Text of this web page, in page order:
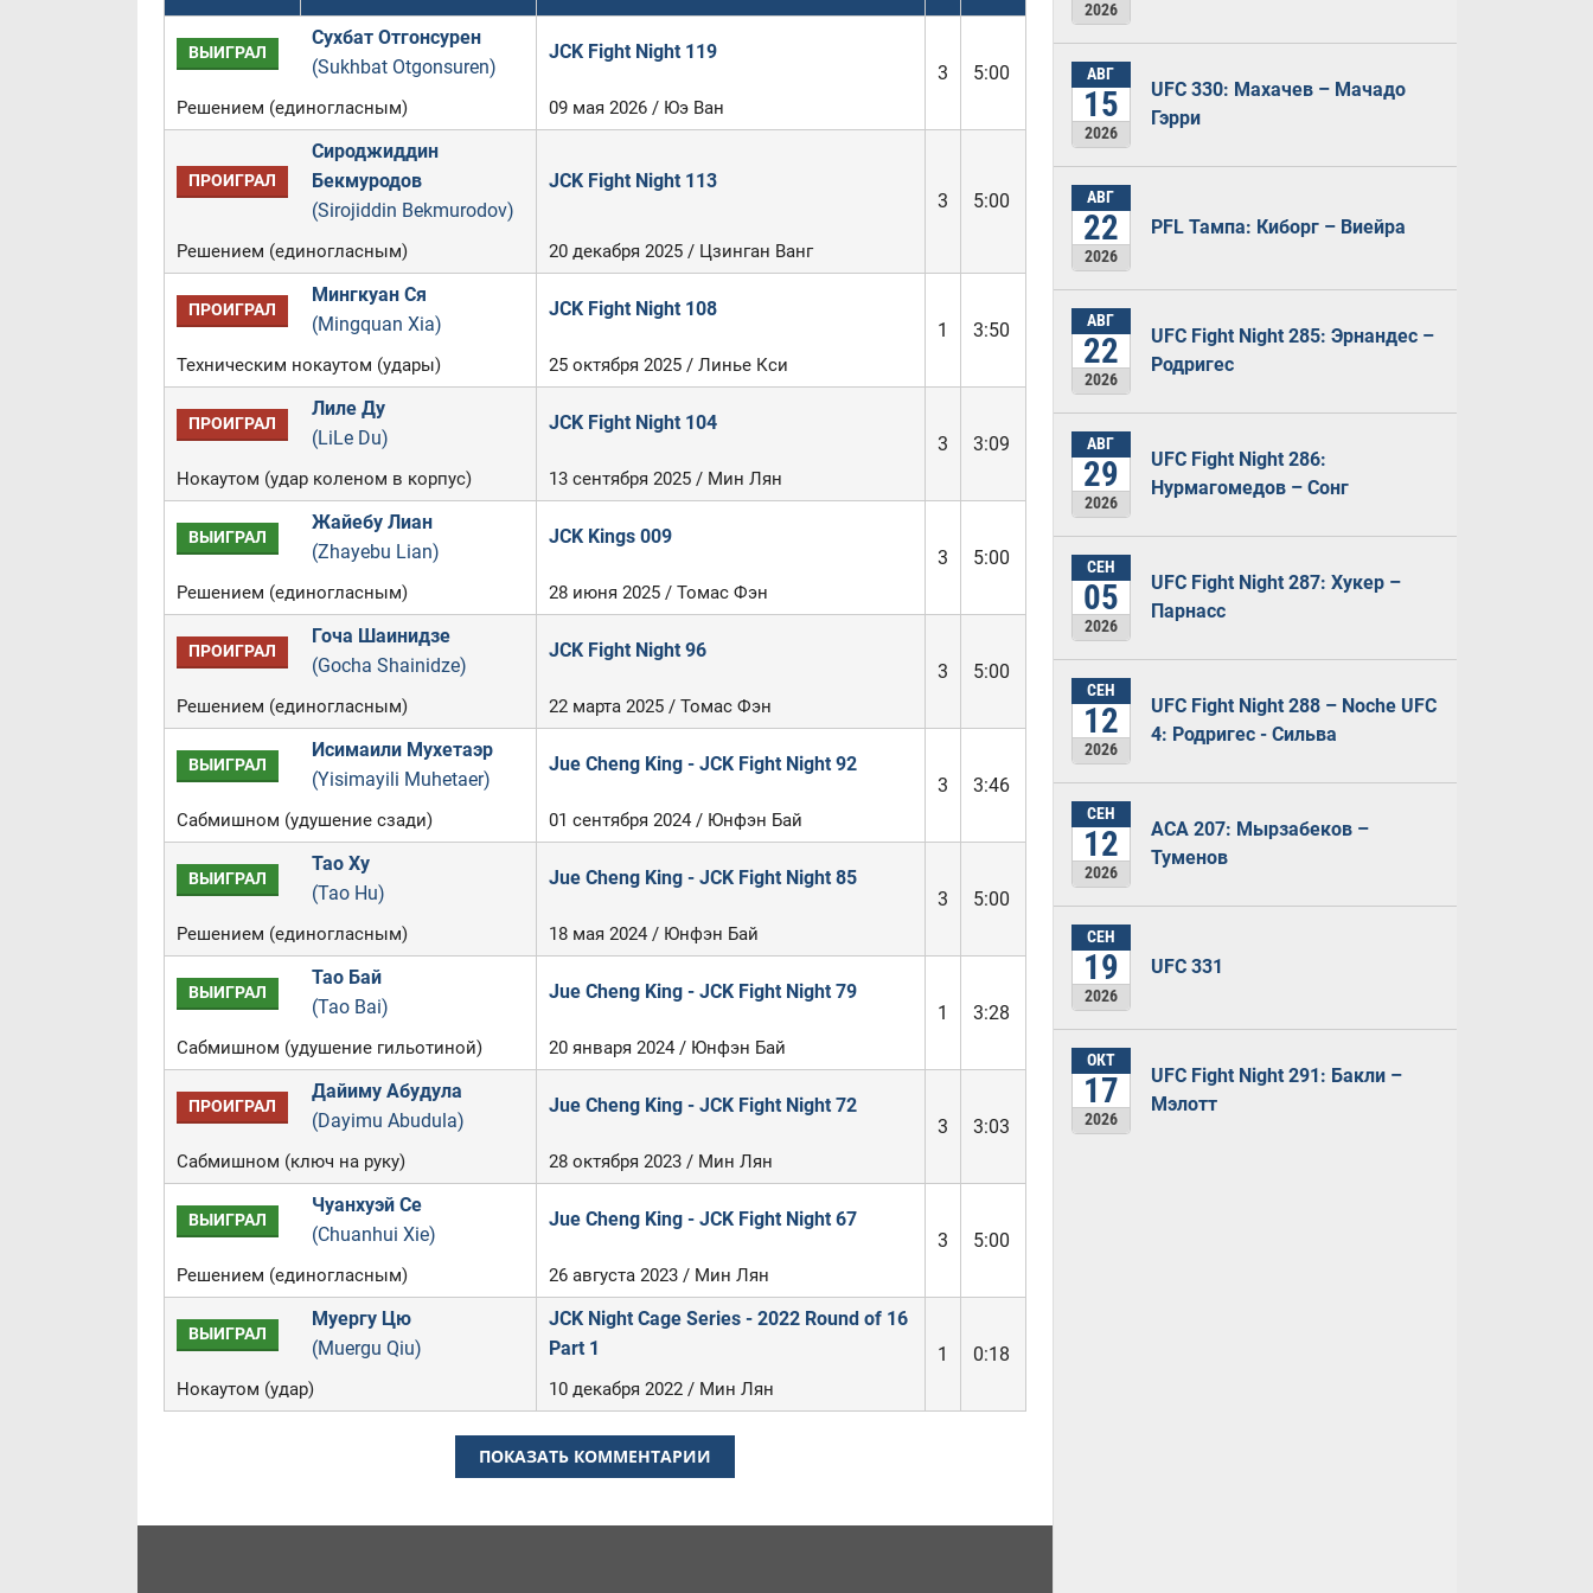
ВЫИГРАЛ
Сухбат Отгонсурен
(Sukhbat Otgonsuren)
JCK Fight Night 119
3
5:00
Решением (единогласным) 09 мая 2026 / Юэ Ван
ПРОИГРАЛ
Сироджиддин
Бекмуродов
(Sirojiddin Bekmurodov)
JCK Fight Night 113
3
5:00
Решением (единогласным) 20 декабря 2025 / Цзинган Ванг
ПРОИГРАЛ
Мингкуан Ся
(Mingquan Xia)
JCK Fight Night 108
1
3:50
Техническим нокаутом (удары) 25 октября 2025 / Линье Кси
ПРОИГРАЛ
Лиле Ду
(LiLe Du)
JCK Fight Night 104
3
3:09
Нокаутом (удар коленом в корпус) 13 сентября 2025 / Мин Лян
ВЫИГРАЛ
Жайебу Лиан
(Zhayebu Lian)
JCK Kings 009
3
5:00
Решением (единогласным) 28 июня 2025 / Томас Фэн
ПРОИГРАЛ
Гоча Шаинидзе
(Gocha Shainidze)
JCK Fight Night 96
3
5:00
Решением (единогласным) 22 марта 2025 / Томас Фэн
ВЫИГРАЛ
Исимаили Мухетаэр
(Yisimayili Muhetaer)
Jue Cheng King - JCK Fight Night 92
3
3:46
Сабмишном (удушение сзади) 01 сентября 2024 / Юнфэн Бай
ВЫИГРАЛ
Тао Ху
(Tao Hu)
Jue Cheng King - JCK Fight Night 85
3
5:00
Решением (единогласным) 18 мая 2024 / Юнфэн Бай
ВЫИГРАЛ
Тао Бай
(Tao Bai)
Jue Cheng King - JCK Fight Night 79
1
3:28
Сабмишном (удушение гильотиной) 20 января 2024 / Юнфэн Бай
ПРОИГРАЛ
Дайиму Абудула
(Dayimu Abudula)
Jue Cheng King - JCK Fight Night 72
3
3:03
Сабмишном (ключ на руку) 28 октября 2023 / Мин Лян
ВЫИГРАЛ
Чуанхуэй Се
(Chuanhui Xie)
Jue Cheng King - JCK Fight Night 67
3
5:00
Решением (единогласным) 26 августа 2023 / Мин Лян
ВЫИГРАЛ
Муергу Цю
(Muergu Qiu)
JCK Night Cage Series - 2022 Round of 16
Part 1
1 0:18
Нокаутом (удар) 10 декабря 2022 / Мин Лян
ПОКАЗАТЬ КОММЕНТАРИИ
2026
АВГ
15
2026
UFC 330: Махачев – Мачадо
Гэрри
АВГ
22
2026
PFL Тампа: Киборг – Виейра
АВГ
22
2026
UFC Fight Night 285: Эрнандес –
Родригес
АВГ
29
2026
UFC Fight Night 286:
Нурмагомедов – Сонг
СЕН
05
2026
UFC Fight Night 287: Хукер –
Парнасс
СЕН
12
2026
UFC Fight Night 288 – Noche UFC
4: Родригес - Сильва
СЕН
12
2026
ACA 207: Мырзабеков –
Туменов
СЕН
19
2026
UFC 331
ОКТ
17
2026
UFC Fight Night 291: Бакли –
Мэлотт